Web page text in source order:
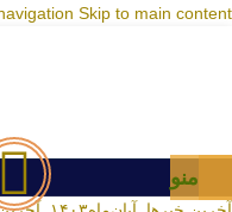
Skip to main content
منو